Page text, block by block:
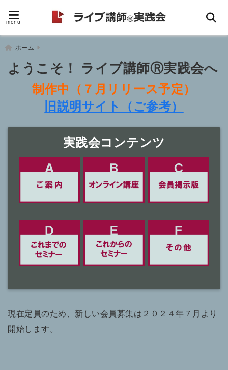
menu
ホーム
ようこそ！ ライブ講師Ⓡ実践会へ
制作中（７月リリース予定）
旧説明サイト（ご参考）
実践会コンテンツ
現在定員のため、新しい会員募集は２０２４年７月より
開始します。